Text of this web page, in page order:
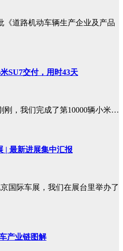
《道路机动车辆生产企业及产品
SU7交付，用时43天
刚，我们完成了第10000辆小米…
| 最新进展集中汇报
国际车展，我们在展台里举办了
产业链图解